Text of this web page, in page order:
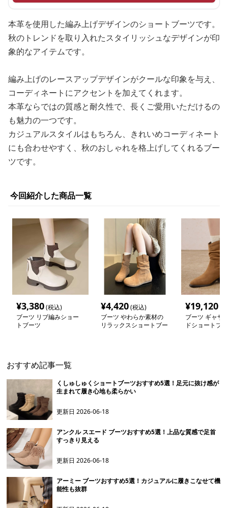
本革を使用した編み上げデザインのショートブーツです。
秋のトレンドを取り入れたスタイリッシュなデザインが印
象的なアイテムです。
編み上げのレースアップデザインがクールな印象を与え、
コーディネートにアクセントを加えてくれます。
本革ならではの質感と耐久性で、長くご愛用いただけるの
も魅力の一つです。
カジュアルスタイルはもちろん、きれいめコーディネート
にも合わせやすく、秋のおしゃれを格上げしてくれるブー
ツです。
今回紹介した商品一覧
¥3,380(税込)
ブーツ リブ編みショー
トブーツ
¥4,420(税込)
ブーツ やわらか素材の
リラックスショートブー
¥19,120
ブーツ ギャザ
ドショートブ
おすすめ記事一覧
くしゅしゅくショートブーツおすすめ5選！足元に抜け感が
生まれて履き心地も柔らかい
更新日2026-06-18
アンクル スエード ブーツおすすめ5選！上品な質感で足首
すっきり見える
更新日2026-06-18
アーミー ブーツおすすめ5選！カジュアルに履きこなせて機
能性も抜群